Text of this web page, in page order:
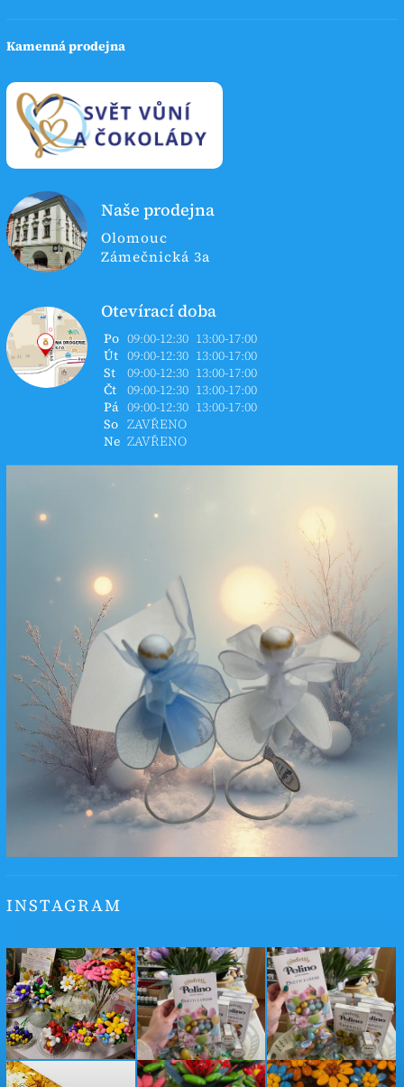
Kamenná prodejna
Naše prodejna
Olomouc
Zámečnická 3a
Otevírací doba
Po 09:00-12:30 13:00-17:00
Út 09:00-12:30 13:00-17:00
St
09:00-12:30 13:00-17:00
Čt 09:00-12:30 13:00-17:00
Pá 09:00-12:30 13:00-17:00
So ZAVŘENO
Ne ZAVŘENO
INSTAGRAM